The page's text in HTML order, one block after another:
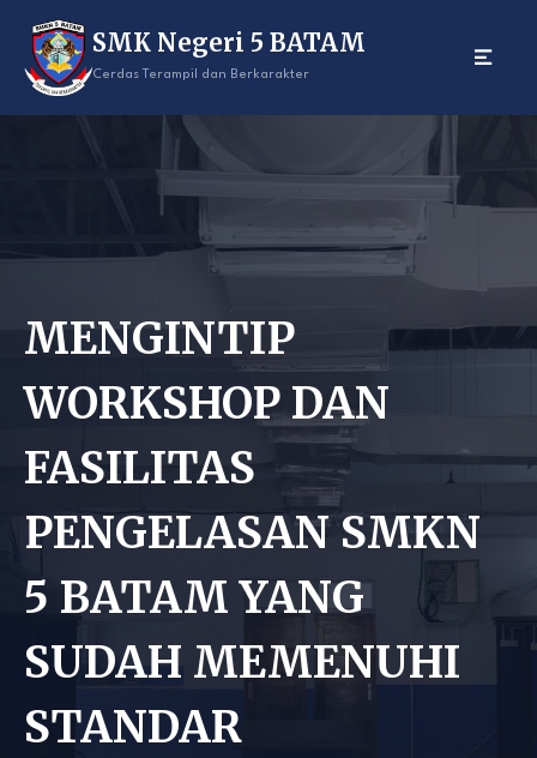
content
SMK Negeri 5 BATAM
Cerdas Terampil dan Berkarakter
MENGINTIP
WORKSHOP DAN
FASILITAS
PENGELASAN SMKN
5 BATAM YANG
SUDAH MEMENUHI
STANDAR